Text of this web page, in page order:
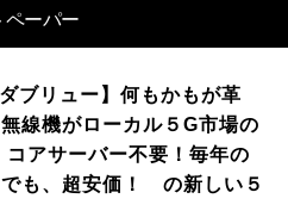
ペーパー
ブリュー】何もかもが革
線機がローカル５G市場の
アサーバー不要！毎年の
も、超安価！ の新しい５